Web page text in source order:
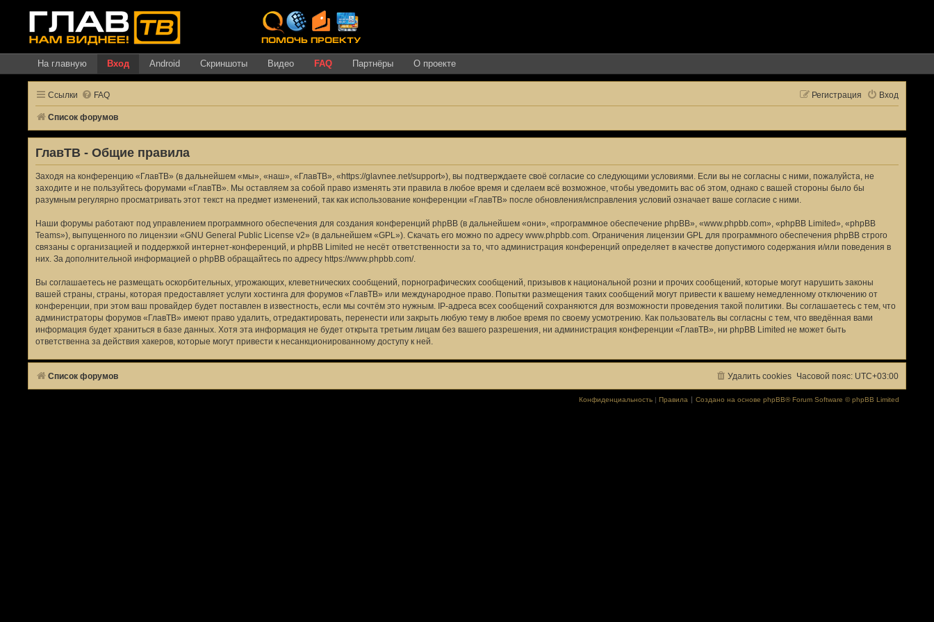
На главную Вход Android Скриншоты Видео FAQ Партнёры О проекте
Ссылки FAQ Вход
Регистрация
Список форумов
ГлавТВ - Общие правила
Заходя на конференцию «ГлавТВ» (в дальнейшем «мы», «наш», «ГлавТВ», «https://glavnee.net/support»), вы подтверждаете своё согласие со следующими условиями. Если вы не согласны с ними, пожалуйста, не
заходите и не пользуйтесь форумами «ГлавТВ». Мы оставляем за собой право изменять эти правила в любое время и сделаем всё возможное, чтобы уведомить вас об этом, однако с вашей стороны было бы
разумным регулярно просматривать этот текст на предмет изменений, так как использование конференции «ГлавТВ» после обновления/исправления условий означает ваше согласие с ними.
Наши форумы работают под управлением программного обеспечения для создания конференций phpBB (в дальнейшем «они», «программное обеспечение phpBB», «www.phpbb.com», «phpBB Limited», «phpBB
Teams»), выпущенного по лицензии «GNU General Public License v2» (в дальнейшем «GPL»). Скачать его можно по адресу www.phpbb.com. Ограничения лицензии GPL для программного обеспечения phpBB строго
связаны с организацией и поддержкой интернет-конференций, и phpBB Limited не несёт ответственности за то, что администрация конференций определяет в качестве допустимого содержания и/или поведения в
них. За дополнительной информацией о phpBB обращайтесь по адресу https://www.phpbb.com/.
Вы соглашаетесь не размещать оскорбительных, угрожающих, клеветнических сообщений, порнографических сообщений, призывов к национальной розни и прочих сообщений, которые могут нарушить законы
вашей страны, страны, которая предоставляет услуги хостинга для форумов «ГлавТВ» или международное право. Попытки размещения таких сообщений могут привести к вашему немедленному отключению от
конференции, при этом ваш провайдер будет поставлен в известность, если мы сочтём это нужным. IP-адреса всех сообщений сохраняются для возможности проведения такой политики. Вы соглашаетесь с тем, что
администраторы форумов «ГлавТВ» имеют право удалить, отредактировать, перенести или закрыть любую тему в любое время по своему усмотрению. Как пользователь вы согласны с тем, что введённая вами
информация будет храниться в базе данных. Хотя эта информация не будет открыта третьим лицам без вашего разрешения, ни администрация конференции «ГлавТВ», ни phpBB Limited не может быть
ответственна за действия хакеров, которые могут привести к несанкционированному доступу к ней.
Список форумов Часовой пояс: UTC+03:00
Удалить cookies
Создано на основе phpBB® Forum Software © phpBB Limited
Конфиденциальность Правила